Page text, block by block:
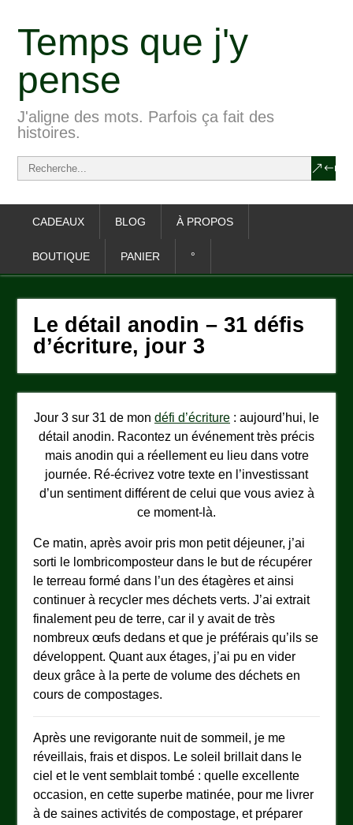
Temps que j'y
pense
J'aligne des mots. Parfois ça fait des
histoires.
CADEAUX BLOG À PROPOS
BOUTIQUE PANIER °
Le détail anodin – 31 défis
d’écriture, jour 3
Jour 3 sur 31 de mon défi d’écriture : aujourd’hui, le
détail anodin. Racontez un événement très précis
mais anodin qui a réellement eu lieu dans votre
journée. Ré-écrivez votre texte en l’investissant
d’un sentiment différent de celui que vous aviez à
ce moment-là.
Ce matin, après avoir pris mon petit déjeuner, j’ai
sorti le lombricomposteur dans le but de récupérer
le terreau formé dans l’un des étagères et ainsi
continuer à recycler mes déchets verts. J’ai extrait
finalement peu de terre, car il y avait de très
nombreux œufs dedans et que je préférais qu’ils se
développent. Quant aux étages, j’ai pu en vider
deux grâce à la perte de volume des déchets en
cours de compostages.
Après une revigorante nuit de sommeil, je me
réveillais, frais et dispos. Le soleil brillait dans le
ciel et le vent semblait tombé : quelle excellente
occasion, en cette superbe matinée, pour me livrer
à de saines activités de compostage, et préparer